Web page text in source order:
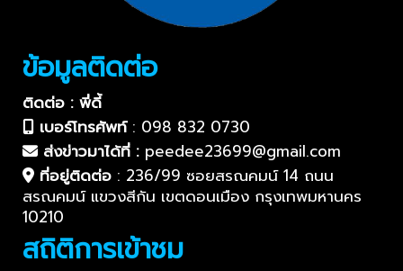
ข้อมูลติดต่อ
ติดต่อ : พี่ดี้
เบอร์โทรศัพท์: 098 832 0730
ส่งข่าวมาได้ที่ : peedee23699@gmail.com
ที่อยู่ติดต่อ : 236/99 ซอยสรณคมน์ 14 ถนน
สรณคมน์ แขวงสีกัน เขตดอนเมือง กรุงเทพมหานคร
10210
สถิติการเข้าชม